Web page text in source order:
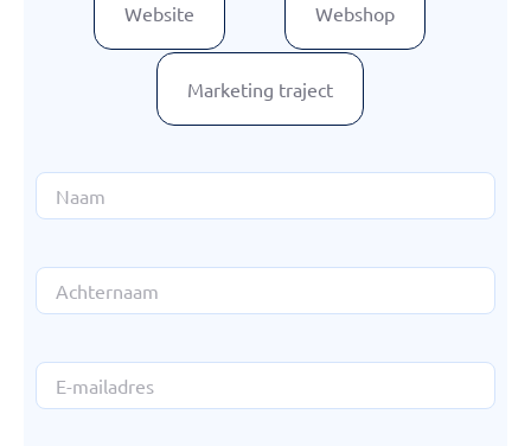
Website Webshop
Marketing traject